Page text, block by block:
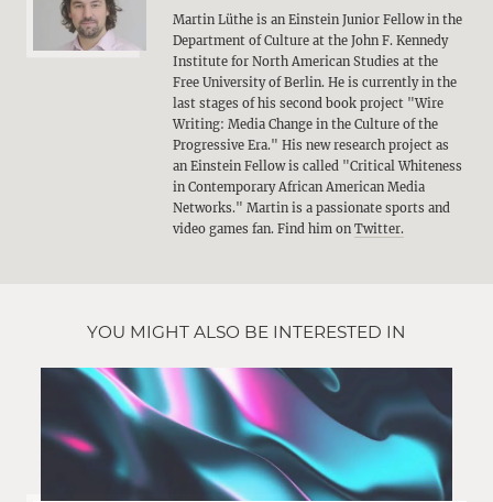
Martin Lüthe is an Einstein Junior Fellow in the
Department of Culture at the John F. Kennedy
Institute for North American Studies at the
Free University of Berlin. He is currently in the
last stages of his second book project "Wire
Writing: Media Change in the Culture of the
Progressive Era." His new research project as
an Einstein Fellow is called "Critical Whiteness
in Contemporary African American Media
Networks." Martin is a passionate sports and
video games fan. Find him onTwitter.
YOU MIGHT ALSO BE INTERESTED IN